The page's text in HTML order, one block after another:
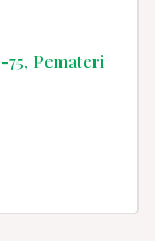
75, Pemateri